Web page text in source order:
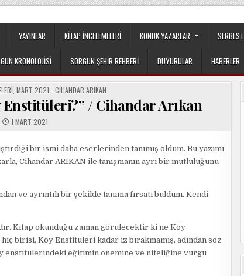
YAYINLAR KITAP İNCELEMELERI KONUK YAZARLAR
KRONOLOJISI SORGUN ŞEHIR REHBERI DUYURULAR HABERLER
MART 2021 - CIHANDAR ARIKAN
/ Cihandar Arıkan
1 MART 2021
bir ismi daha eserlerinden tanımış oldum. Bu yazımı
Cihandar ARIKAN ile tanışmanın ayrı bir mutluluğunu
ve ayrıntılı bir şekilde tanıma fırsatı buldum. Kendi
Kitap okunduğu zaman görülecektir ki ne Köy
birisi, Köy Enstitüleri kadar iz bırakmamış, adından söz
enstitülerindeki eğitimin önemine ve niteliğine vurgu